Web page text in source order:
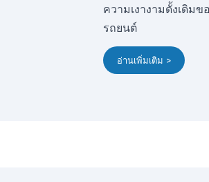
ความเงางามดั้งเดิม
รถยนต์
อ่านเพิ่มเติม >